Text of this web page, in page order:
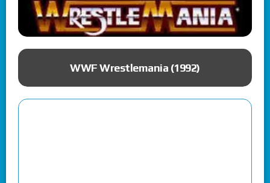
WWF Wrestlemania (1992)